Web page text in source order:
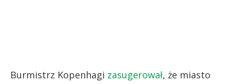
Burmistrz Kopenhagi zasugerował, że miasto